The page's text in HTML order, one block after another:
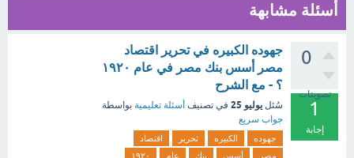
أسئلة مشابهة
0
تصويتات
1
إجابة
جهوده الكبيره في تحرير اقتصاد
مصر أسس بنك مصر في عام ١٩٢٠
؟ - مع الشرح
سُئل يوليو 25 في تصنيف أسئلة تعليمية بواسطة
جواب سريع
جهوده الكبيره تحرير
اقتصاد
مصر
أسس بنك عام ١٩٢٠